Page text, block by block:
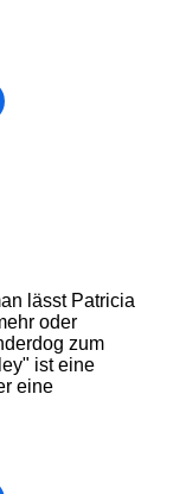
lässt Patricia
oder
zum
ist eine
eine